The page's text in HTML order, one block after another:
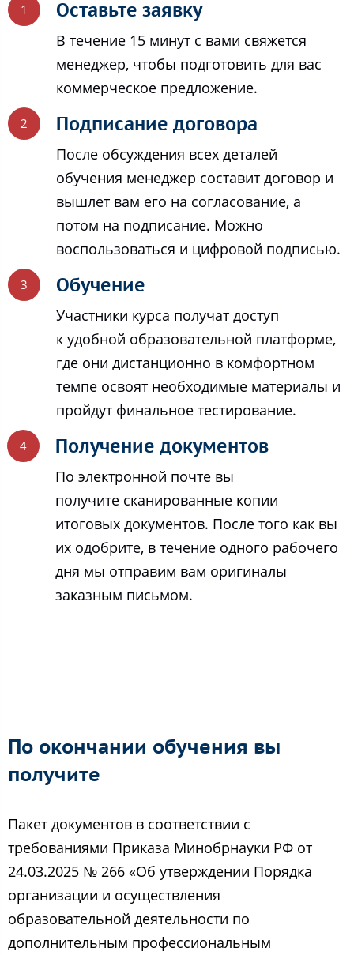
Оставьте заявку
В течение 15 минут с вами свяжется
менеджер, чтобы подготовить для вас
коммерческое предложение.
Подписание договора
После обсуждения всех деталей
обучения менеджер составит договор и
вышлет вам его на согласование, а
потом на подписание. Можно
воспользоваться и цифровой подписью.
Обучение
Участники курса получат доступ
к удобной образовательной платформе,
где они дистанционно в комфортном
темпе освоят необходимые материалы и
пройдут финальное тестирование.
Получение документов
По электронной почте вы
получите сканированные копии
итоговых документов. После того как вы
их одобрите, в течение одного рабочего
дня мы отправим вам оригиналы
заказным письмом.
По окончании обучения вы
получите
Пакет документов в соответствии с
требованиями Приказа Минобрнауки РФ от
24.03.2025 № 266 «Об утверждении Порядка
организации и осуществления
образовательной деятельности по
дополнительным профессиональным